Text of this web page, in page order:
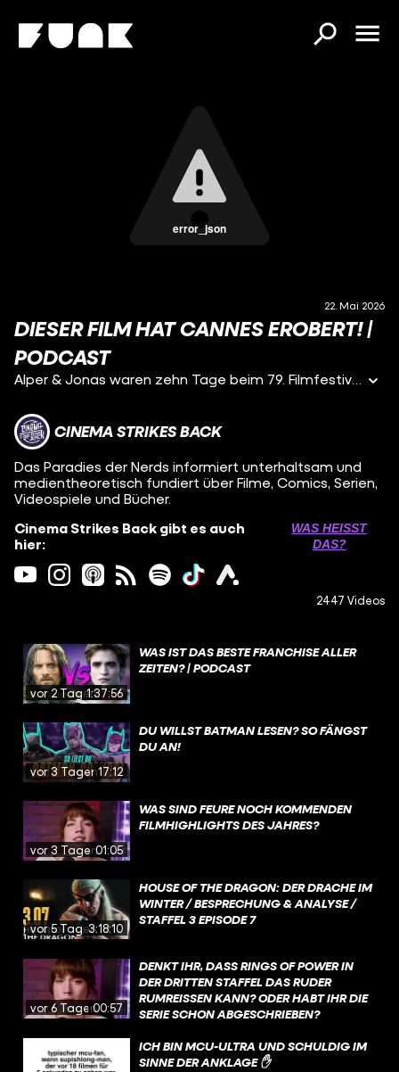
error_json
22. Mai 2026
DIESER FILM HAT CANNES EROBERT! |
PODCAST
Alper & Jonas waren zehn Tage beim 79. Filmfestival Cannes 2026, um die aktuellen Low- und Highlights live vor Ort mitzubekommen! Dabei trafen sie nicht nur Stars wie Guilermo del Toro, Elijah Wood, Gillian Anderson, Peter Jackson und John Travolta, sondern sahen auch zusammen über 40 Filme! Welche Filme unbedingt und welche überhaupt nicht sehenswert sind, verraten sie in diesem besonderen Podcast aus ihrer Ferienwohnung aus Südfrankreich. Dabei geht es um Festival-Hits wie CLUB KID, JIM QUEEN, TEENAGE SEX AND DEATH AT CAMP MIASMA, THE BELOVED uvm.! Viel Spaß bei diesem neuen Podcast hier auf Cinema Strikes Back!
CINEMA STRIKES BACK
Das Paradies der Nerds informiert unterhaltsam und
medientheoretisch fundiert über Filme, Comics, Serien,
Videospiele und Bücher.
Cinema Strikes Back gibt es auch
hier:
WAS HEISST D
AS?
2447 Videos
vor 2 Tagen1:37:56
WAS IST DAS BESTE FRANCHISE ALLER
ZEITEN? | PODCAST
vor 3 Tagen17:12
DU WILLST BATMAN LESEN? SO FÄNGST
DU AN!
vor 3 Tagen01:05
WAS SIND FEURE NOCH KOMMENDEN
FILMHIGHLIGHTS DES JAHRES?
vor 5 Tagen3:18:10
HOUSE OF THE DRAGON: DER DRACHE IM
WINTER / BESPRECHUNG & ANALYSE /
STAFFEL 3 EPISODE 7
vor 6 Tagen00:57
DENKT IHR, DASS RINGS OF POWER IN
DER DRITTEN STAFFEL DAS RUDER
RUMREISSEN KANN? ODER HABT IHR DIE
SERIE SCHON ABGESCHRIEBEN?
ICH BIN MCU-ULTRA UND SCHULDIG IM
SINNE DER ANKLAGE ✋